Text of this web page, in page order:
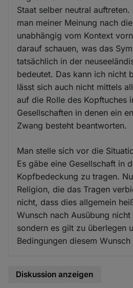
Staat selber neutral
man meiner Meinung nach
unabhängig vom Kontext
darauf schauen, was das
tatsächlich in der
bedeutet. Das kann ich nicht
lässt sich auch nicht mittels
auf die Rolle des Kopftuches
Gesellschaften in denen ein
Zwang besteht beantworten.
Man stelle sich vor die
Es gäbe eine Gesellschaft in
Kopfbedeckung zu tragen.
Religion, die das Tragen
nicht, dass dies allgemein
Wunsch nach Ausübung
sondern es gilt zu überlegen
Bedingungen diesem
Diskussion anzeigen
Cookies